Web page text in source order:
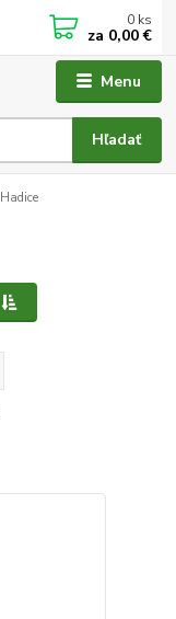
Menu
Hľadať
0 ks
za 0,00 €
Hadice